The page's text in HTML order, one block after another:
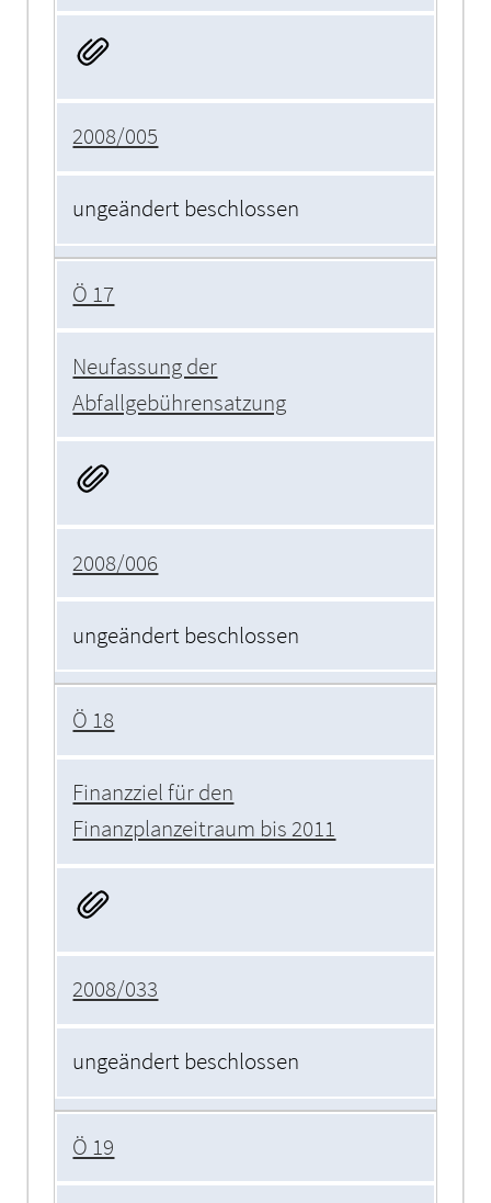
2008/005
ungeändert beschlossen
Ö 17
Neufassung der
Abfallgebührensatzung
2008/006
ungeändert beschlossen
Ö 18
Finanzziel für den
Finanzplanzeitraum bis 2011
2008/033
ungeändert beschlossen
Ö 19